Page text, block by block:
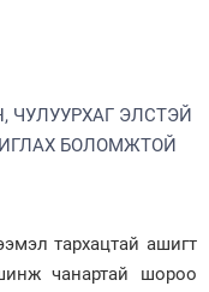
ЭЛСТЭЙ
БОЛОМЖТОЙ
тархацтай ашигт
чанартай шороо